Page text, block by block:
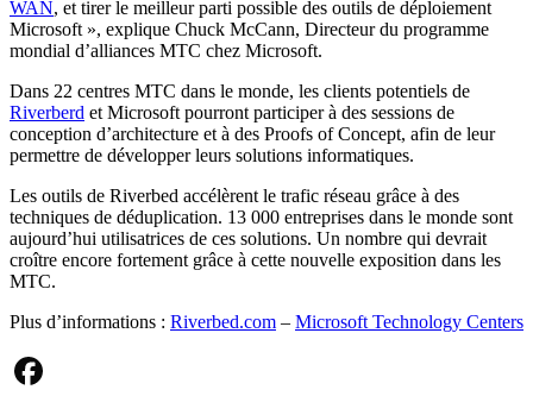
WAN, et tirer le meilleur parti possible des outils de déploiement
Microsoft », explique Chuck McCann, Directeur du programme
mondial d’alliances MTC chez Microsoft.
Dans 22 centres MTC dans le monde, les clients potentiels de
Riverberd et Microsoft pourront participer à des sessions de
conception d’architecture et à des Proofs of Concept, afin de leur
permettre de développer leurs solutions informatiques.
Les outils de Riverbed accélèrent le trafic réseau grâce à des
techniques de déduplication. 13 000 entreprises dans le monde sont
aujourd’hui utilisatrices de ces solutions. Un nombre qui devrait
croître encore fortement grâce à cette nouvelle exposition dans les
MTC.
Plus d’informations : Riverbed.com – Microsoft Technology Centers